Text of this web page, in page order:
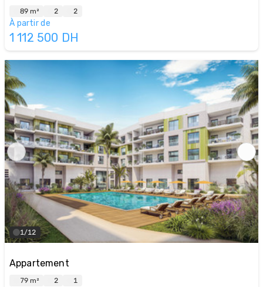
89 m² 2 2
À partir de
1 112 500 DH
1/12
Appartement
79 m² 2 1